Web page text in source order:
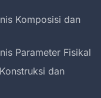
Komposisi dan
Parameter Fisikal
dan